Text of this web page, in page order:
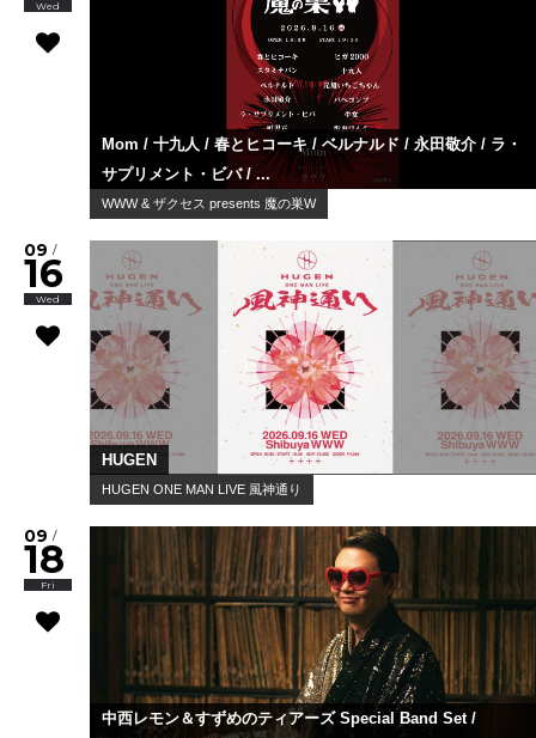
Wed
Mom / 十九人 / 春とヒコーキ / ベルナルド / 永田敬介 / ラ・
サプリメント・ビバ / ...
WWW & ザクセス presents 魔の巣W
09 /
16
Wed
HUGEN
HUGEN ONE MAN LIVE 風神通り
09 /
18
Fri
中西レモン＆すずめのティアーズ Special Band Set /